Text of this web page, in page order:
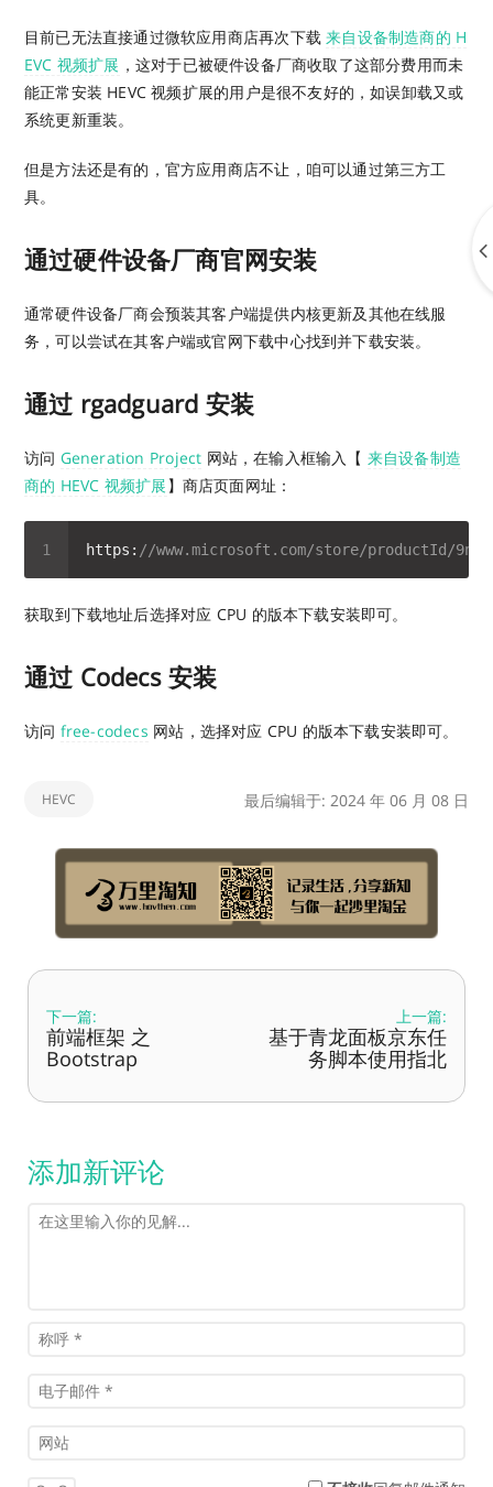
目前已无法直接通过微软应用商店再次下载来自设备制造商的 H
EVC 视频扩展 ，这对于已被硬件设备厂商收取了这部分费用而未
能正常安装 HEVC 视频扩展的用户是很不友好的，如误卸载又或
系统更新重装。
但是方法还是有的，官方应用商店不让，咱可以通过第三方工
具。
通过硬件设备厂商官网安装
通常硬件设备厂商会预装其客户端提供内核更新及其他在线服
务，可以尝试在其客户端或官网下载中心找到并下载安装。
通过 rgadguard 安装
访问 Generation Project 网站，在输入框输入【 来自设备制造
商的 HEVC 视频扩展 】商店页面网址：
https: //www.microsoft.com/store/productId/
获取到下载地址后选择对应 CPU 的版本下载安装即可。
通过 Codecs 安装
访问 free-codecs 网站，选择对应 CPU 的版本下载安装即可。
HEVC 最后编辑于: 2024 年 06 月 08 日
下一篇:
前端框架 之
Bootstrap
上一篇:
基于青龙面板京东任
务脚本使用指北
添加新评论